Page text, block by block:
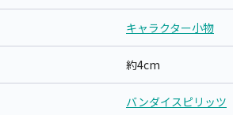
キャラクター小物
約4cm
バンダイスピリッツ